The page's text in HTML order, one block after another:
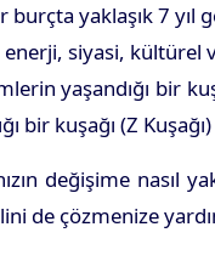
burçta yaklaşık 7
enerji, siyasi,
yaşandığı bir
bir kuşağı (Z
değişime nasıl
de çözmenize